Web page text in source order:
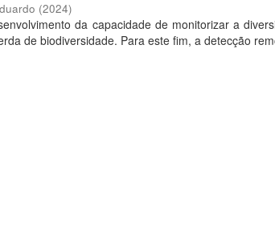
(2024)
da capacidade de monitorizar a
de biodiversidade. Para este fim, a detecção